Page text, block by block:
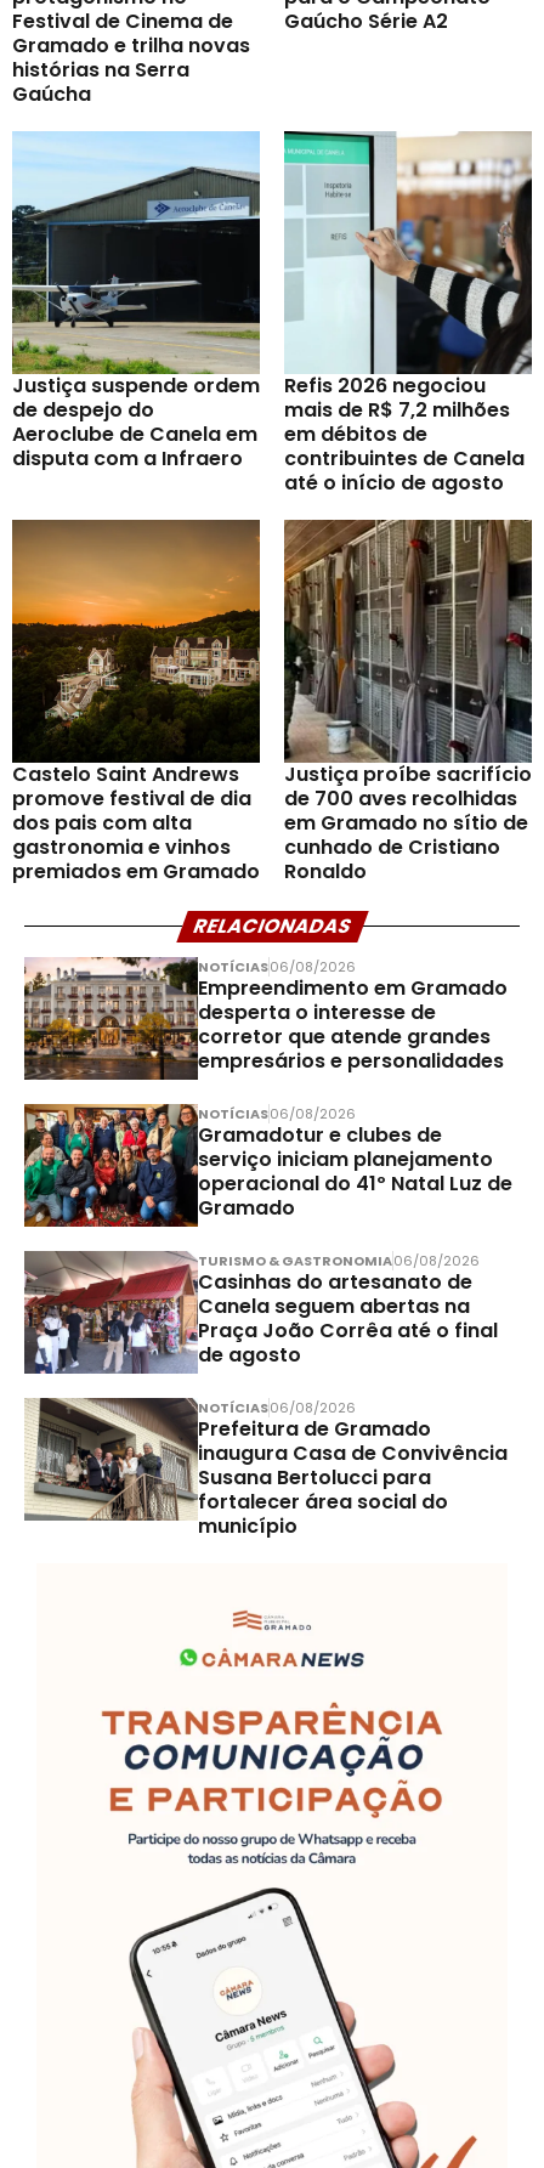
Festival de Cinema de
Gramado e trilha novas
histórias na Serra
Gaúcha
Gaúcho Série A2
Justiça suspende ordem
de despejo do
Aeroclube de Canela em
disputa com a Infraero
Refis 2026 negociou
mais de R$ 7,2 milhões
em débitos de
contribuintes de Canela
até o início de agosto
Castelo Saint Andrews
promove festival de dia
dos pais com alta
gastronomia e vinhos
premiados em Gramado
Justiça proíbe sacrifício
de 700 aves recolhidas
em Gramado no sítio de
cunhado de Cristiano
Ronaldo
RELACIONADAS
NOTÍCIAS06/08/2026
Empreendimento em Gramado
desperta o interesse de
corretor que atende grandes
empresários e personalidades
NOTÍCIAS06/08/2026
Gramadotur e clubes de
serviço iniciam planejamento
operacional do 41º Natal Luz de
Gramado
TURISMO & GASTRONOMIA06/08/2026
Casinhas do artesanato de
Canela seguem abertas na
Praça João Corrêa até o final
de agosto
NOTÍCIAS06/08/2026
Prefeitura de Gramado
inaugura Casa de Convivência
Susana Bertolucci para
fortalecer área social do
município